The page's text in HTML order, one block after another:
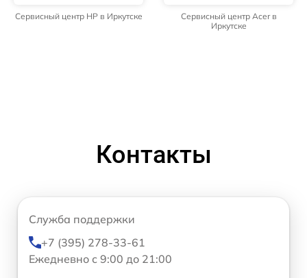
Сервисный центр HP в Иркутске
Сервисный центр Acer в
Иркутске
Контакты
Служба поддержки
+7 (395) 278-33-61
Ежедневно с 9:00 до 21:00